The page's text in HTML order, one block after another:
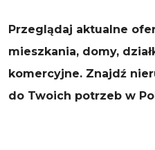
Przeglądaj aktualne
mieszkania, domy,
komercyjne. Znajdź
do Twoich potrzeb w